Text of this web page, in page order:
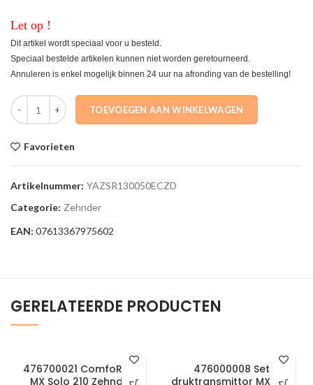
Let op !
Dit artikel wordt speciaal voor u besteld.
Speciaal bestelde artikelen kunnen niet worden geretourneerd.
Annuleren is enkel mogelijk binnen 24 uur na afronding van de bestelling!
YAZSR130050ECZD Elektr. badkamerradiator 1432x478mm 400W
TOEVOEGEN AAN WINKELWAGEN
Favorieten
Artikelnummer: YAZSR130050ECZD
Categorie: Zehnder
EAN: 07613367975602
GERELATEERDE PRODUCTEN
476700021 ComfoRoof
MX Solo 210 Zehnder
476000008 Set
druktransmittor MX 110-